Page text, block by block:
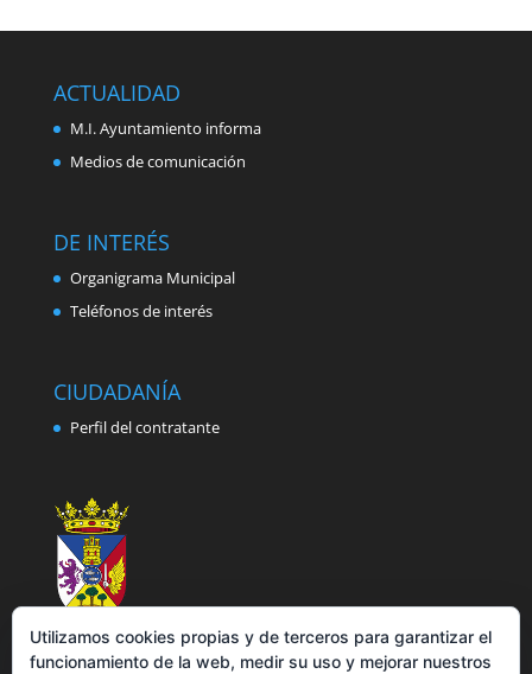
ACTUALIDAD
M.I. Ayuntamiento informa
Medios de comunicación
DE INTERÉS
Organigrama Municipal
Teléfonos de interés
CIUDADANÍA
Perfil del contratante
Utilizamos cookies propias y de terceros para garantizar el
funcionamiento de la web, medir su uso y mejorar nuestros